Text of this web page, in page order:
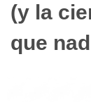
(y la
que